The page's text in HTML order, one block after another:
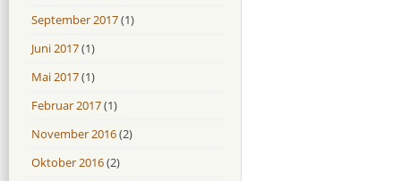
September 2017(1)
Juni 2017(1)
Mai 2017(1)
Februar 2017(1)
November 2016(2)
Oktober 2016(2)